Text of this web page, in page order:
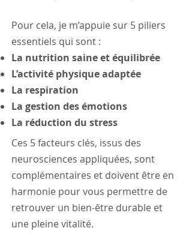
Pour cela, je m’appuie sur 5 piliers
essentiels qui sont :
La nutrition saine et équilibrée
L’activité physique adaptée
La respiration
La gestion des émotions
La réduction du stress
Ces 5 facteurs clés, issus des
neurosciences appliquées, sont
complémentaires et doivent être en
harmonie pour vous permettre de
retrouver un bien-être durable et
une pleine vitalité.